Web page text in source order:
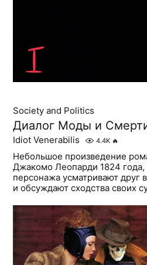
Society and Politics
Диалог Моды и
Idiot Venerabilis 4.4K 🔥
Небольшое произведение
Джакомо Леопарди 1824 года,
персонажа усматривают друг
и обсуждают сходства своих